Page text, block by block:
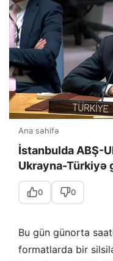
Ana səhifə
İstanbulda ABŞ-
Ukrayna-Türkiyə
0 0
Bu gün günorta
formatlarda bir